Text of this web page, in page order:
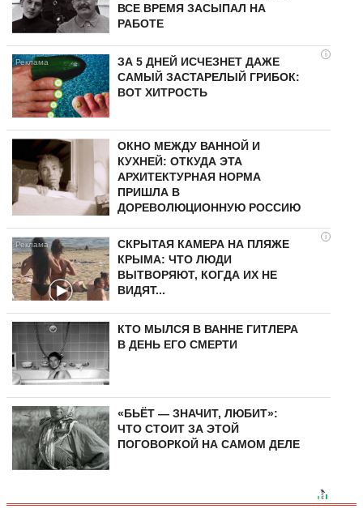
ВСЕ ВРЕМЯ ЗАСЫПАЛ НА
РАБОТЕ
i
ЗА 5 ДНЕЙ ИСЧЕЗНЕТ ДАЖЕ
САМЫЙ ЗАСТАРЕЛЫЙ ГРИБОК:
ВОТ ХИТРОСТЬ
ОКНО МЕЖДУ ВАННОЙ И
КУХНЕЙ: ОТКУДА ЭТА
АРХИТЕКТУРНАЯ НОРМА
ПРИШЛА В
ДОРЕВОЛЮЦИОННУЮ РОССИЮ
i
СКРЫТАЯ КАМЕРА НА ПЛЯЖЕ
КРЫМА: ЧТО ЛЮДИ
ВЫТВОРЯЮТ, КОГДА ИХ НЕ
ВИДЯТ...
КТО МЫЛСЯ В ВАННЕ ГИТЛЕРА
В ДЕНЬ ЕГО СМЕРТИ
«БЬЁТ — ЗНАЧИТ, ЛЮБИТ»:
ЧТО СТОИТ ЗА ЭТОЙ
ПОГОВОРКОЙ НА САМОМ ДЕЛЕ